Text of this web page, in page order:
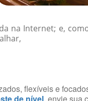
na Internet; e,
flexíveis e